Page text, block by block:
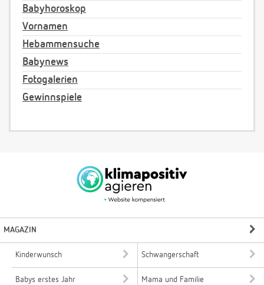
Babyhoroskop
Vornamen
Hebammensuche
Babynews
Fotogalerien
Gewinnspiele
MAGAZIN
Kinderwunsch Schwangerschaft
Babys erstes Jahr Mama und Familie